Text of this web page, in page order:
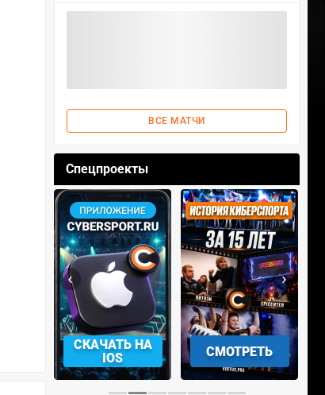
ВСЕ МАТЧИ
Спецпроекты
СКАЧАТЬ НА
IOS
СМОТРЕТЬ
‹ ›